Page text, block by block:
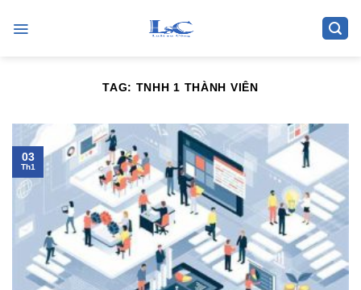
TAG: TNHH 1 THÀNH VIÊN
03
Th1